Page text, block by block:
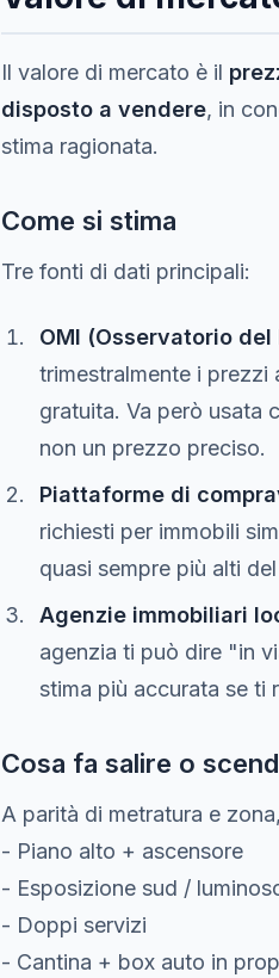
Il valore di mercato è il
disposto a vendere, in
stima ragionata.
Come si stima
Tre fonti di dati principali:
OMI (Osservatorio
trimestralmente i prezzi
gratuita. Va però usata
non un prezzo preciso.
Piattaforme di
richiesti per immobili
quasi sempre più alti
Agenzie immobiliari
agenzia ti può dire "in
stima più accurata se ti
Cosa fa salire o
A parità di metratura e
- Piano alto + ascensore
- Esposizione sud /
- Doppi servizi
- Cantina + box auto in